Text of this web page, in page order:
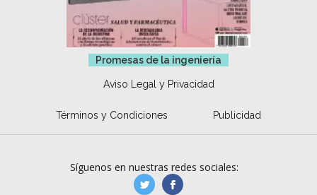
Promesas de la ingeniería
Aviso Legal y Privacidad
Términos y Condiciones Publicidad
Síguenos en nuestras redes sociales:
manufacturaGE